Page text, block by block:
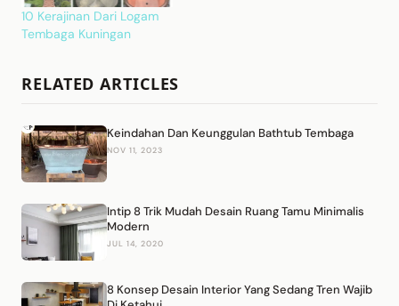
10 Kerajinan Dari Logam
Tembaga Kuningan
RELATED ARTICLES
Keindahan Dan Keunggulan Bathtub Tembaga
NOV 11, 2023
Intip 8 Trik Mudah Desain Ruang Tamu Minimalis
Modern
JUL 14, 2020
8 Konsep Desain Interior Yang Sedang Tren Wajib